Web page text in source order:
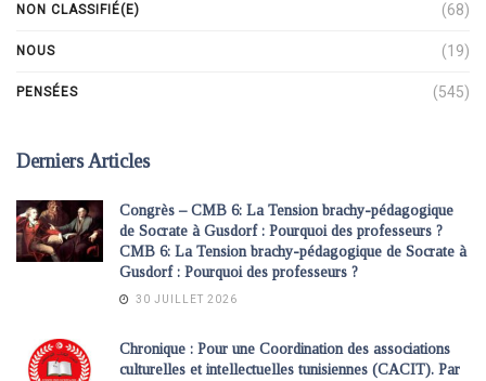
NON CLASSIFIÉ(E) (68)
NOUS (19)
PENSÉES (545)
Derniers Articles
Congrès – CMB 6: La Tension brachy-pédagogique
de Socrate à Gusdorf : Pourquoi des professeurs ?
CMB 6: La Tension brachy-pédagogique de Socrate à
Gusdorf : Pourquoi des professeurs ?
30 JUILLET 2026
Chronique : Pour une Coordination des associations
culturelles et intellectuelles tunisiennes (CACIT). Par